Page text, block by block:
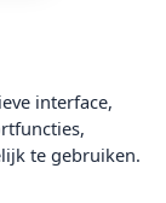
interface,
te gebruiken.